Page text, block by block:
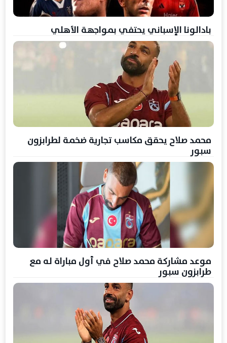
بادالونا الإسباني يحتفي بمواجهة الأهلي
محمد صلاح يحقق مكاسب تجارية ضخمة لطرابزون
سبور
موعد مشاركة محمد صلاح في أول مباراة له مع
طرابزون سبور